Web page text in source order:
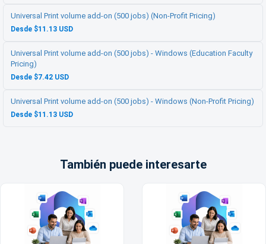
Universal Print volume add-on (500 jobs) (Non-Profit Pricing)
Desde $11.13 USD
Universal Print volume add-on (500 jobs) - Windows (Education Faculty
Pricing)
Desde $7.42 USD
Universal Print volume add-on (500 jobs) - Windows (Non-Profit Pricing)
Desde $11.13 USD
También puede interesarte